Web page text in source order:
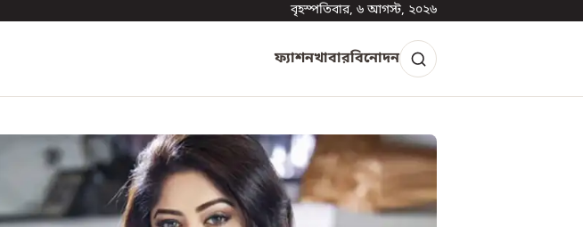
বৃহস্পতিবার, ৬ আগস্ট, ২০২৬
ফ্যাশনখাবারবিনোদন